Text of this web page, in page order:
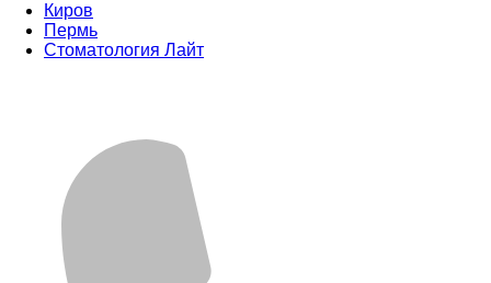
Киров
Пермь
Стоматология Лайт